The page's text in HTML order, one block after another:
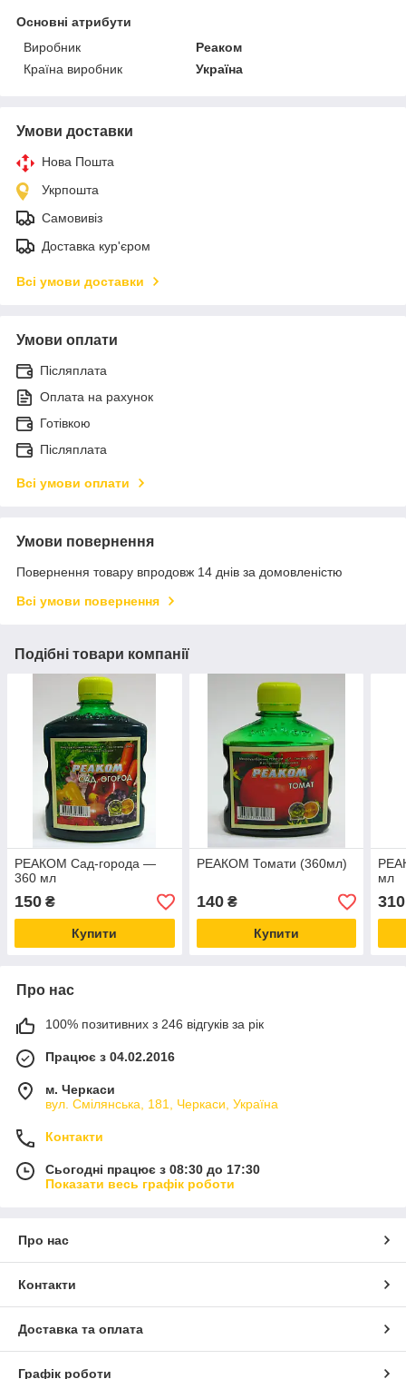
Основні атрибути
Виробник
Реаком
Країна виробник
Україна
Умови доставки
Нова Пошта
Укрпошта
Самовивіз
Доставка кур'єром
Всі умови доставки
Умови оплати
Післяплата
Оплата на рахунок
Готівкою
Післяплата
Всі умови оплати
Умови повернення
Повернення товару впродовж 14 днів за домовленістю
Всі умови повернення
Подібні товари компанії
РЕАКОМ Сад-города —
360 мл
150 ₴
Купити
РЕАКОМ Томати (360мл)
140₴
Купити
мл
310
Про нас
100% позитивних з 246 відгуків за рік
Працює з 04.02.2016
м. Черкаси
вул. Смілянська, 181, Черкаси, Україна
Контакти
Сьогодні працює з 08:30 до 17:30
Показати весь графік роботи
Про нас
Контакти
Доставка та оплата
Графік роботи